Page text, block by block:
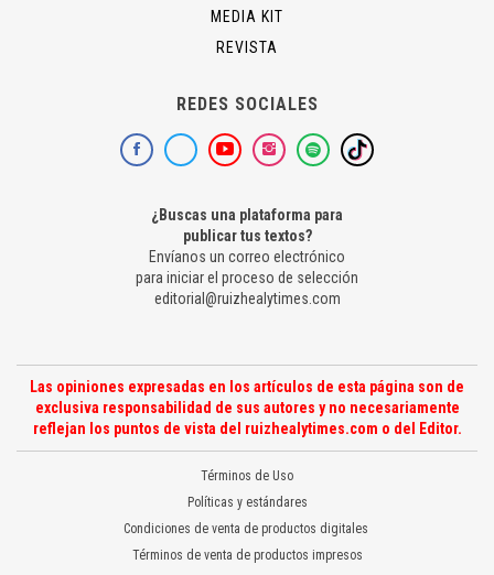
MEDIA KIT
REVISTA
REDES SOCIALES
¿Buscas una plataforma para
publicar tus textos?
Envíanos un correo electrónico
para iniciar el proceso de selección
editorial@ruizhealytimes.com
Las opiniones expresadas en los artículos de esta página son de
exclusiva responsabilidad de sus autores y no necesariamente
reflejan los puntos de vista del ruizhealytimes.com o del Editor.
Términos de Uso
Políticas y estándares
Condiciones de venta de productos digitales
Términos de venta de productos impresos